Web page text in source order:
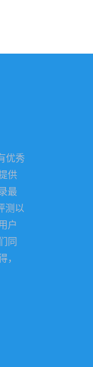
优秀
供
最
测以
户
同